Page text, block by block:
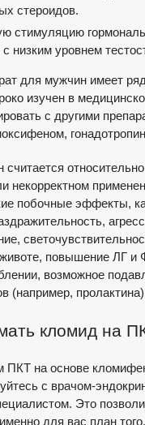
стероидов.
стимуляцию
низким уровнем
для мужчин имеет
изучен в
с другими
считается
некорректном
побочные эффекты,
повышение ЛГ
возможное
(например,
кломид на
ПКТ на основе
с врачом-
Это
для вас план